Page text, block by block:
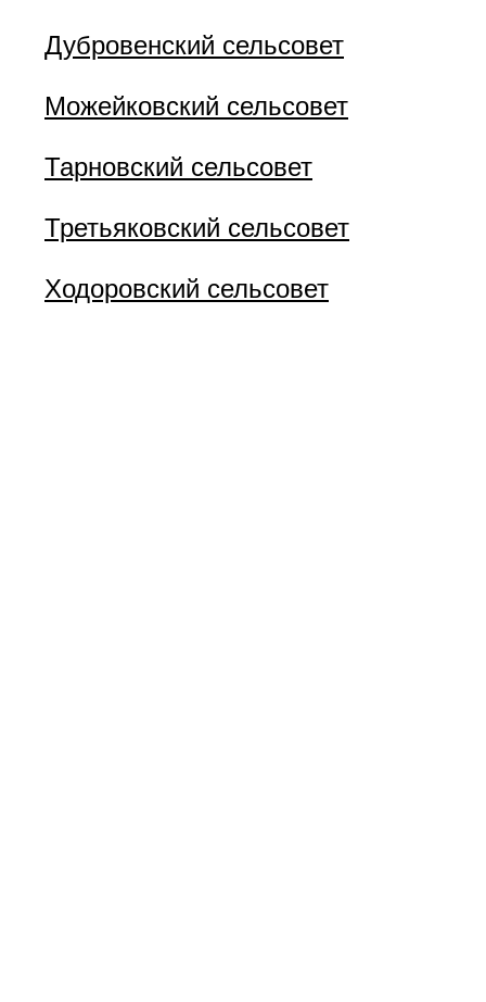
Дубровенский сельсовет
Можейковский сельсовет
Тарновский сельсовет
Третьяковский сельсовет
Ходоровский сельсовет